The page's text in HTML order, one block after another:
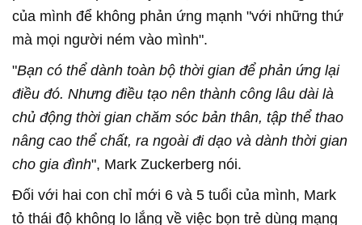
của mình để không phản ứng mạnh "với những thứ
mà mọi người ném vào mình".
"Bạn có thể dành toàn bộ thời gian để phản ứng lại
điều đó. Nhưng điều tạo nên thành công lâu dài là
chủ động thời gian chăm sóc bản thân, tập thể thao
nâng cao thể chất, ra ngoài đi dạo và dành thời gian
cho gia đình", Mark Zuckerberg nói.
Đối với hai con chỉ mới 6 và 5 tuổi của mình, Mark
tỏ thái độ không lo lắng về việc bọn trẻ dùng mạng